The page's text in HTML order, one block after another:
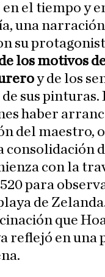
el tiempo y
una
su
los motivos
y de los
sus pinturas.
haber
del maestro, o
con la
para
de
que
reflejó en una